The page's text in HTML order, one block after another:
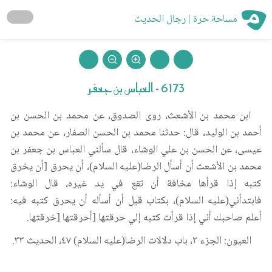
مساحة حرة | رجال الحديث
6173 - العباس بن جعفر
ابن محمد بن الأشعث، روى الصدوق، عن محمد بن الحسن بن
أحمد بن الوليد، قال: حدثنا محمد بن الحسن الصفار، عن محمد بن
عيسى، عن الحسن بن علي الوشاء، قال سألني العباس بن جعفر بن
محمد بن الأشعث أن أسأل الرضا(عليه السلام)، أن يحرق [أن يخرق
كتبه إذا قرأها مخافة أن تقع في يد غيره، قال الوشاء:
فابتدأني(عليه السلام)، بكتاب قبل أن أسأله أن يحرق كتبه فيه:
أعلم صاحبك أني إذا قرأت كتبه إلي حرقتها [أحرقتها [خرقتها.
العيون: الجزء ٢، باب دلالات الرضا(عليه السلام) ٤٧، الحديث ٣٣.